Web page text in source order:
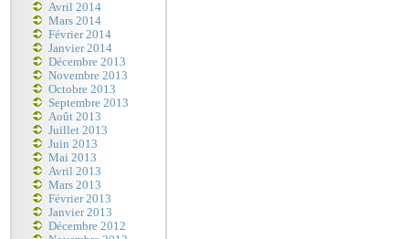
Avril 2014
Mars 2014
Février 2014
Janvier 2014
Décembre 2013
Novembre 2013
Octobre 2013
Septembre 2013
Août 2013
Juillet 2013
Juin 2013
Mai 2013
Avril 2013
Mars 2013
Février 2013
Janvier 2013
Décembre 2012